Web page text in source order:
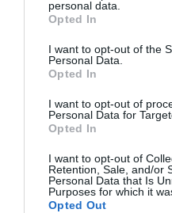
personal data.
Opted In
I want to opt-out of the
Personal Data.
Opted In
I want to opt-out of
Personal Data for
Opted In
I want to opt-out of
Retention, Sale, and/or
Personal Data that Is
Purposes for which it
Opted Out
Novembre 2011
Viaggiatore Singolo Business
Aprile 2011
Viaggiatore con amici/colleghi